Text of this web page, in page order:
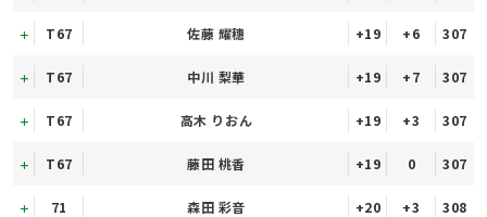
T67 佐藤 耀穗 +19 +6 307
T67 中川 梨華 +19 +7 307
T67 高木 りおん +19 +3 307
T67 藤田 桃香 +19 0 307
71 森田 彩音 +20 +3 308